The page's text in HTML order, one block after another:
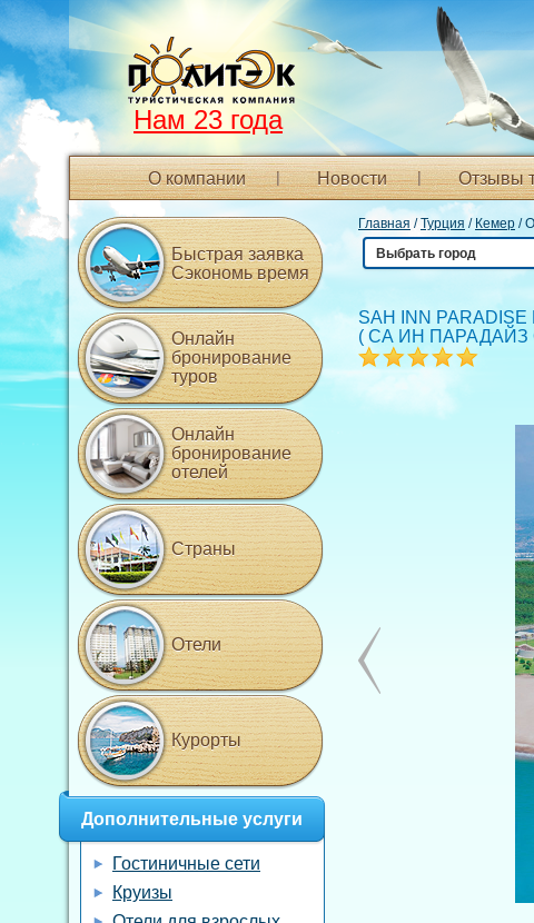
Нам 23 года
О компании Новости Отзывы
Главная /Турция / Кемер /
Выбрать город
SAH INN PARADISE
( СА ИН ПАРАДАЙЗ
Быстрая заявка
Сэкономь время
Онлайн
бронирование
туров
Онлайн
бронирование
отелей
Страны
Отели
Курорты
Дополнительные услуги
Гостиничные сети
Круизы